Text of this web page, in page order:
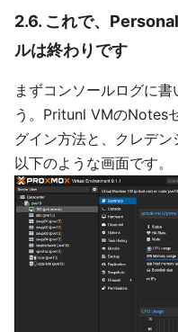
2.6. これで、
ルは終わりです
まずコンソールログに
う。Pritunl VMのNotes
グイン方法と、クレデン
以下のような画面です。